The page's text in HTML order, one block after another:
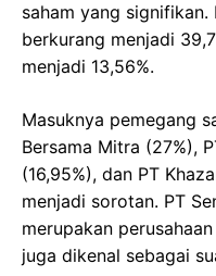
saham yang
berkurang menjadi
menjadi 13,56%.
Masuknya pemegang
Bersama Mitra (27%),
(16,95%), dan PT
menjadi sorotan. PT
merupakan
juga dikenal sebagai